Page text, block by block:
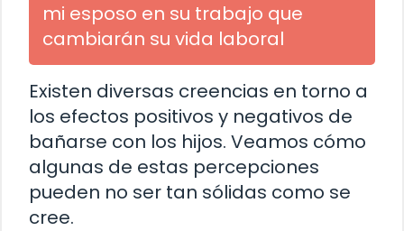
mi esposo en su trabajo que
cambiarán su vida laboral
Existen diversas creencias en torno a
los efectos positivos y negativos de
bañarse con los hijos. Veamos cómo
algunas de estas percepciones
pueden no ser tan sólidas como se
cree.